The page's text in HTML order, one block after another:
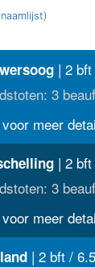
| 2 bft
3
meer
| 2 bft
3
meer
| 2 bft /